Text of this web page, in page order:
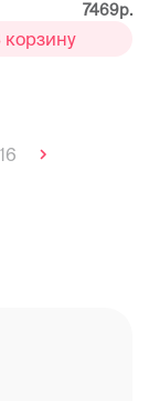
7469р.
корзину
16